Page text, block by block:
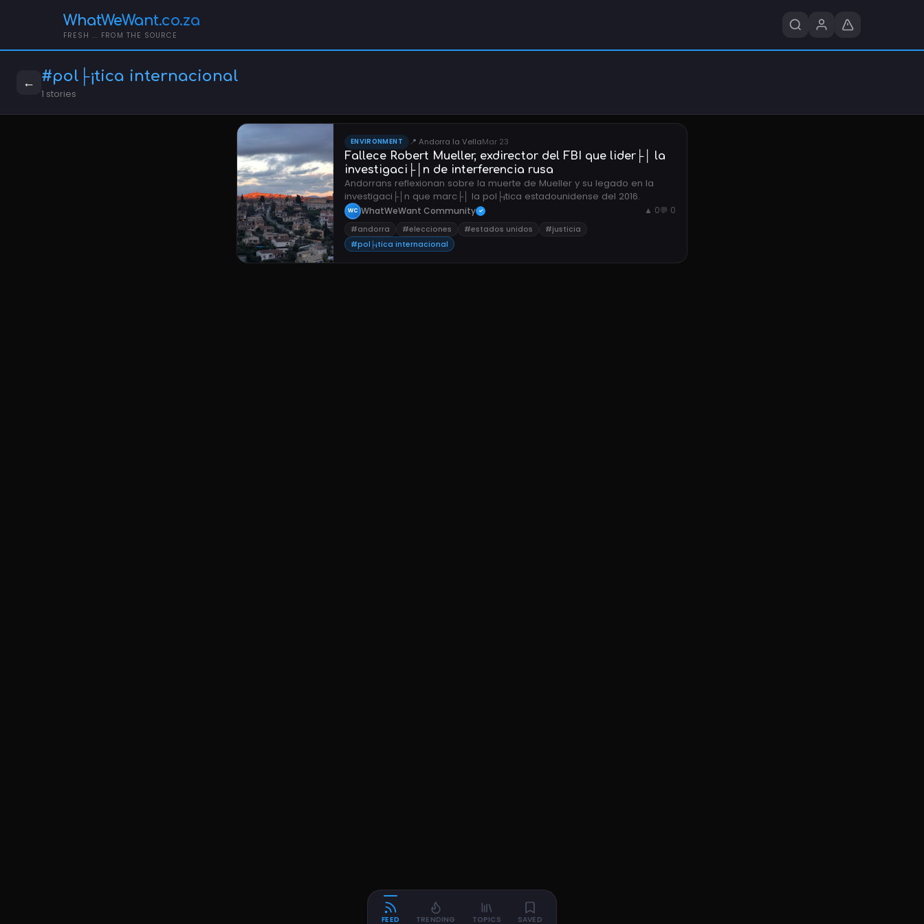
WhatWeWant.co.za
FRESH ... FROM THE SOURCE
← #pol├¡tica internacional
1 stories
ENVIRONMENT 📍 Andorra la VellaMar 23
Fallece Robert Mueller, exdirector del FBI que lider├│ la
investigaci├│n de interferencia rusa
Andorrans reflexionan sobre la muerte de Mueller y su legado en la
investigaci├│n que marc├│ la pol├¡tica estadounidense del 2016.
WC WhatWeWant Community ✓ ▲ 0💬 0
#andorra #elecciones #estados unidos
#justicia
#pol├¡tica internacional
FEED TRENDING TOPICS SAVED